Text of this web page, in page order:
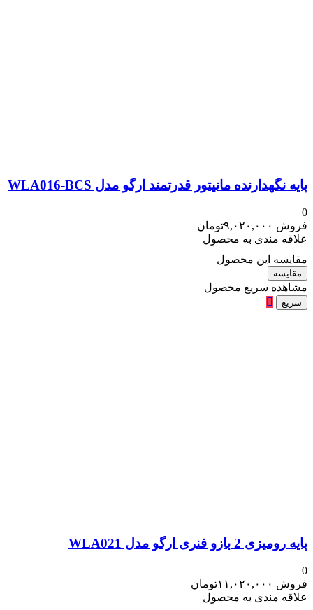
پایه نگهدارنده مانیتور قدرتمند ارگو مدل WLA016-BCS
0
فروش ۹,۰۲۰,۰۰۰تومان
علاقه مندی به محصول
مقایسه این محصول
مقایسه
مشاهده سریع محصول
سریع
پایه رومیزی 2 بازو فنری ارگو مدل WLA021
0
فروش ۱۱,۰۲۰,۰۰۰تومان
علاقه مندی به محصول